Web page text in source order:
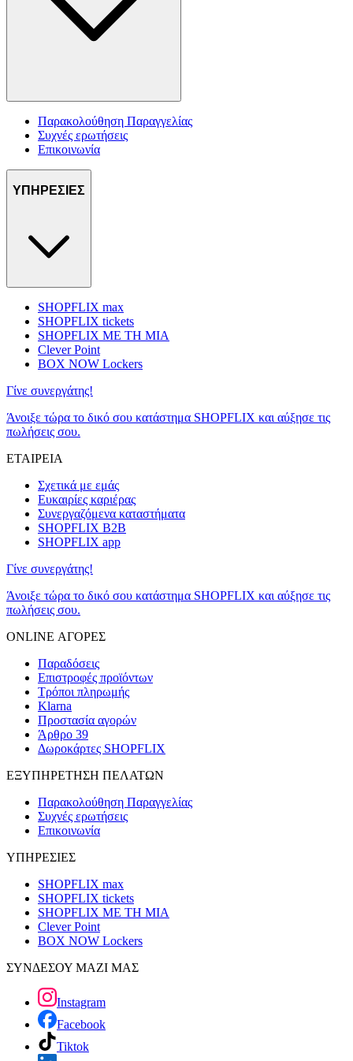
Παρακολούθηση Παραγγελίας
Συχνές ερωτήσεις
Επικοινωνία
ΥΠΗΡΕΣΙΕΣ
SHOPFLIX max
SHOPFLIX tickets
SHOPFLIX ΜΕ ΤΗ ΜΙΑ
Clever Point
BOX NOW Lockers
Γίνε συνεργάτης!
Άνοιξε τώρα το δικό σου κατάστημα SHOPFLIX και αύξησε τις
πωλήσεις σου.
ΕΤΑΙΡΕΙΑ
Σχετικά με εμάς
Ευκαιρίες καριέρας
Συνεργαζόμενα καταστήματα
SHOPFLIX B2B
SHOPFLIX app
Γίνε συνεργάτης!
Άνοιξε τώρα το δικό σου κατάστημα SHOPFLIX και αύξησε τις
πωλήσεις σου.
ONLINE ΑΓΟΡΕΣ
Παραδόσεις
Επιστροφές προϊόντων
Τρόποι πληρωμής
Klarna
Προστασία αγορών
Άρθρο 39
Δωροκάρτες SHOPFLIX
ΕΞΥΠΗΡΕΤΗΣΗ ΠΕΛΑΤΩΝ
Παρακολούθηση Παραγγελίας
Συχνές ερωτήσεις
Επικοινωνία
ΥΠΗΡΕΣΙΕΣ
SHOPFLIX max
SHOPFLIX tickets
SHOPFLIX ΜΕ ΤΗ ΜΙΑ
Clever Point
BOX NOW Lockers
ΣΥΝΔΕΣΟΥ ΜΑΖΙ ΜΑΣ
Instagram
Facebook
Tiktok